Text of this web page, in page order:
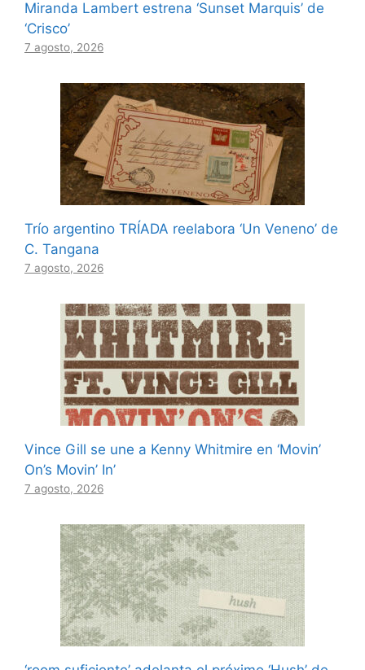
Miranda Lambert estrena ‘Sunset Marquis’ de
‘Crisco’
7 agosto, 2026
Trío argentino TRÍADA reelabora ‘Un Veneno’ de
C. Tangana
7 agosto, 2026
Vince Gill se une a Kenny Whitmire en ‘Movin’
On’s Movin’ In’
7 agosto, 2026